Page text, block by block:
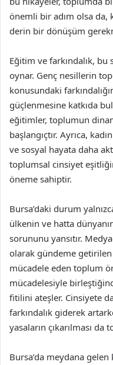
önemli bir adım olsa da,
derin bir dönüşüm
Eğitim ve farkındalık,
oynar. Genç nesillerin
konusundaki
güçlenmesine katkıda
eğitimler, toplumun
başlangıçtır. Ayrıca,
ve sosyal hayata daha
toplumsal cinsiyet
öneme sahiptir.
Bursa’daki durum
ülkenin ve hatta
sorununu yansıtır.
olarak gündeme
mücadele eden toplum
mücadelesiyle
fitilini ateşler. Cinsiyete
farkındalık giderek
yasaların çıkarılması
Bursa’da meydana